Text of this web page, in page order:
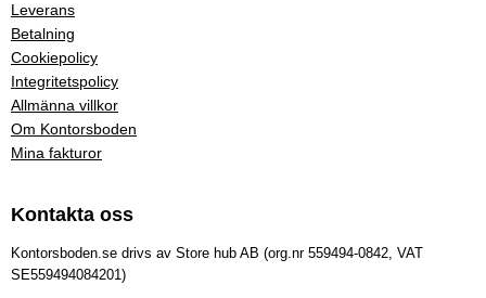
Leverans
Betalning
Cookiepolicy
Integritetspolicy
Allmänna villkor
Om Kontorsboden
Mina fakturor
Kontakta oss
Kontorsboden.se drivs av Store hub AB (org.nr 559494-0842, VAT
SE559494084201)